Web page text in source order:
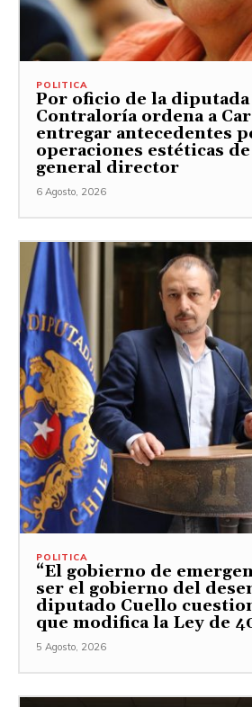
POLITICA
Por oficio de la
Contraloría ordena a
entregar antecedentes
operaciones estéticas
general director
6 Agosto, 2026
POLITICA
“El gobierno de
ser el gobierno del
diputado Cuello
que modifica la Ley de
5 Agosto, 2026